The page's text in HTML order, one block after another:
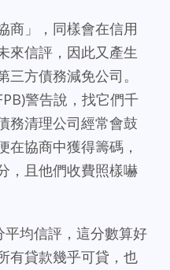
商」，同樣會在信用
來信評，因此又產生
方債務減免公司。
警告說，找它們千
務清理公司經常會鼓
在協商中獲得籌碼，
，且他們收費照樣嚇
均信評，這分數算好
有貸款幾乎可貸，也